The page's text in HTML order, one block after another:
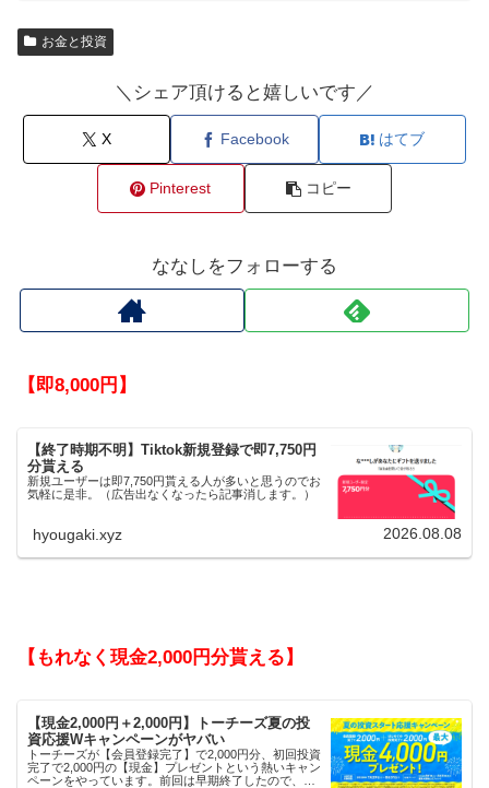
お金と投資
＼シェア頂けると嬉しいです／
X Facebook はてブ
Pinterest コピー
ななしをフォローする
【即8,000円】
【終了時期不明】Tiktok新規登録で即7,750円
分貰える
新規ユーザーは即7,750円貰える人が多いと思うのでお
気軽に是非。（広告出なくなったら記事消します。）
hyougaki.xyz 2026.08.08
【もれなく現金2,000円分貰える】
【現金2,000円＋2,000円】トーチーズ夏の投
資応援Wキャンペーンがヤバい
トーチーズが【会員登録完了】で2,000円分、初回投資
完了で2,000円の【現金】プレゼントという熱いキャン
ペーンをやっています。前回は早期終了したので、使